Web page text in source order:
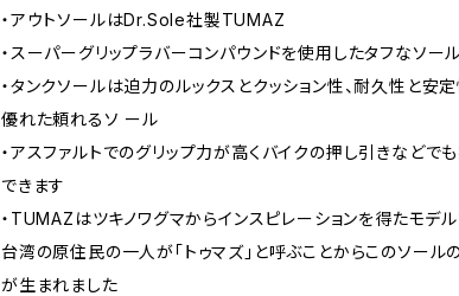
・アウトソールはDr.Sole社製TUMAZ
・スーパーグリップラバーコンパウンドを使用したタフなソー
・タンクソールは迫力のルックスとクッション性、耐久性と安
優れた頼れるソ ール
・アスファルトでのグリップ力が高くバイクの押し引きなどで
できます
・TUMAZはツキノワグマからインスピレーションを得たモデル
台湾の原住民の一人が「トゥマズ」と呼ぶことからこのソール
が生まれました